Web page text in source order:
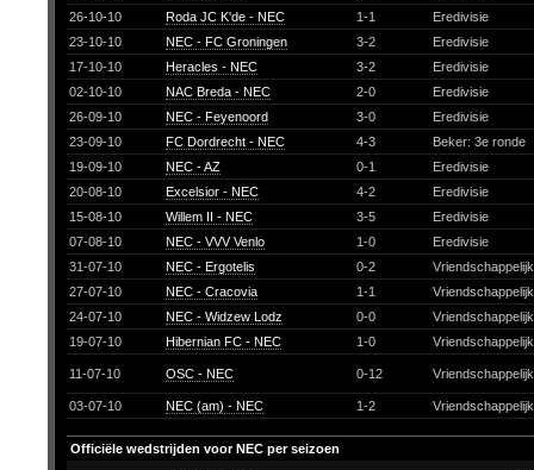
26-10-10
Roda JC K'de - NEC 1-1
Eredivisie
23-10-10
NEC - FC Groningen 3-2
Eredivisie
17-10-10
Heracles - NEC 3-2
Eredivisie
02-10-10
NAC Breda - NEC 2-0
Eredivisie
26-09-10
NEC - Feyenoord 3-0
Eredivisie
23-09-10
FC Dordrecht - NEC 4-3
Beker: 3e ronde
19-09-10
NEC - AZ 0-1
Eredivisie
20-08-10
Excelsior - NEC 4-2
Eredivisie
15-08-10
Willem II - NEC 3-5
Eredivisie
07-08-10
NEC - VVV Venlo 1-0
Eredivisie
31-07-10
NEC - Ergotelis 0-2
27-07-10
NEC - Cracovia 1-1
24-07-10
NEC - Widzew Lodz 0-0
19-07-10
Hibernian FC - NEC 1-0
11-07-10 OSC - NEC 0-12
03-07-10 NEC (am) - NEC 1-2
Officiële wedstrijden voor NEC per seizoen